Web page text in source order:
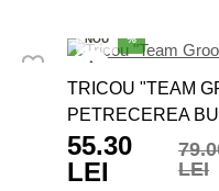
NOU %
TRICOU "TEAM
PETRECEREA
55.30
LEI
LEI